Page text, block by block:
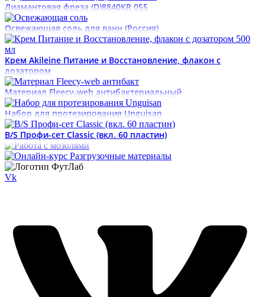
Диамантовая фреза (D)8840KR 055
Освежающая соль для ванн (Россия)
Крем Akileine Питание и Восстановление, флакон с
дозатором
Материал Fleecy-web антибактериальный
Набор для протезирования Unguisan
B/S Профи-сет Classic (вкл. 60 пластин)
Vk